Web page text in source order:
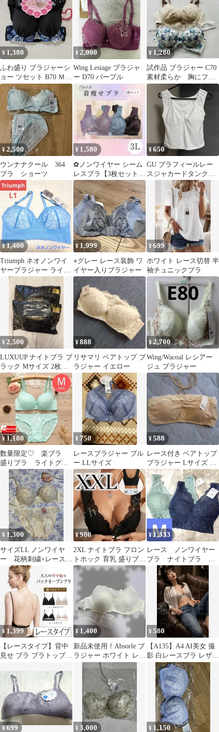
¥ 1,380
ふわ盛り ブラジャーシ
ョー ツセット B70 Ｍサ
イズ
¥2,000
Wing Lesiage ブラジャ
ー D70 パープル
¥ 1,280
試作品 ブラジャー C70
素材柔らか 胸にフィ
ット 新品 2枚 タグ
付 C
¥2,500
ウンナナクール 364
ブラ ショーツ
¥ 1,580
✿ノンワイヤー シーム
レスブラ【3枚セット】
３Lサイズ 小さく見せ
るブラ✿
¥650
GU ブラフィールレー
スジャカードタンクト
ップ M ホワイト ブラ
¥1,400
Triumph ネオノンワイ
ヤーブラジャー ライト
ブルー L1 未使用タグ
¥1,999
⭐︎グレー レース装飾 ワ
イヤー入りブラジャー
¥699
ホワイト レース切替 半
袖チュニックブラ
¥ 2,500
LUXUUP ナイトブラ ブ
ラック Mサイズ 2枚セ
ット
¥888
リサマリ ベアトップ ブ
ラジャー イエロー
¥2,700
Wing/Wacoal レシアー
ジュ ブラジャー
¥1,180
数量限定♡ 楽ブラ
盛りブラ ライトグリ
ーンM ノンワイヤ
ー ブラジャーショー
¥ 750
レースブラジャー ブル
ー LLサイズ
¥588
レース付き ベアトップ
ブラジャー Lサイズ 新
品
¥ 1,300
サイズLL ノンワイヤ
ー 花柄刺繍×レースの
ブラ＆ショーツセッ
ト アイボリー
¥980
2XL ナイトブラ フロン
トホック 育乳 盛りブラ
レース 脇高 ブラジャー
¥ 1,333
レース ノンワイヤー
ブラ ナイトブラ ブ
ルー ネイビー 紺
色 グリーン M
¥ 1,399
【レースタイプ】背中
見せ ブラ ブラトップ
ンブラ★
¥ 1,400
新品未使用！Absorle ブ
ラジャー ホワイト レー
¥580
【A135】A4 AI美女 撮
影 白レースブラ レザー
ソファー グラビア
¥699 ¥3,000 ¥ 1,150